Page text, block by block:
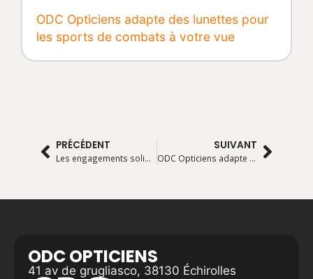
ODC Opticiens adapte des lunettes pour
les sports de combats à votre vue
PRÉCÉDENT
Les engagements solidaires d’ODC Opticiens
SUIVANT
ODC Opticiens adapte les lunettes de Basketball à votre vue
ODC OPTICIENS
41 av de grugliasco, 38130 Échirolles